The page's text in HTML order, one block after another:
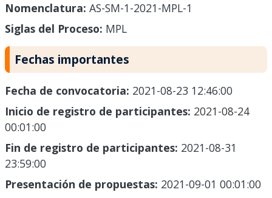
Nomenclatura: AS-SM-1-2021-MPL-1
Siglas del Proceso: MPL
Fechas importantes
Fecha de convocatoria: 2021-08-23 12:46:00
Inicio de registro de participantes: 2021-08-24
00:01:00
Fin de registro de participantes: 2021-08-31
23:59:00
Presentación de propuestas: 2021-09-01 00:01:00